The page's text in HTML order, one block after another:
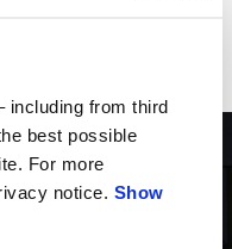
including from third
best possible
For more
notice. Show